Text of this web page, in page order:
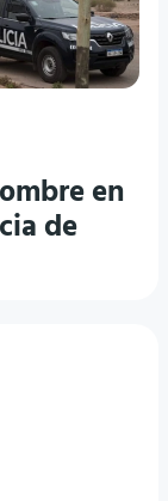
en
de